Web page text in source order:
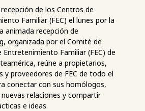
de los Centros de
Familiar (FEC) el lunes por la
animada recepción de
organizada por el Comité de
Entretenimiento Familiar (FEC) de
reúne a propietarios,
y proveedores de FEC de todo el
conectar con sus homólogos,
relaciones y compartir
e ideas.